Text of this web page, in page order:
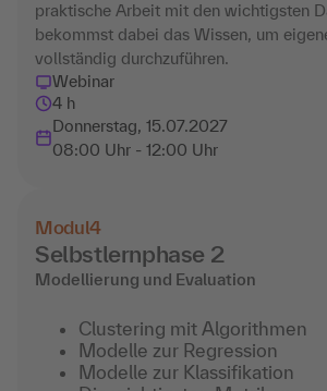
praktische Arbeit mit den wichtigsten
bekommst dabei das Wissen, um
vollständig durchzuführen.
Webinar
4 h
Donnerstag, 15.07.2027
08:00 Uhr - 12:00 Uhr
Modul4
Selbstlernphase 2
Modellierung und Evaluation
Clustering mit Algorithmen
Modelle zur Regression
Modelle zur Klassifikation